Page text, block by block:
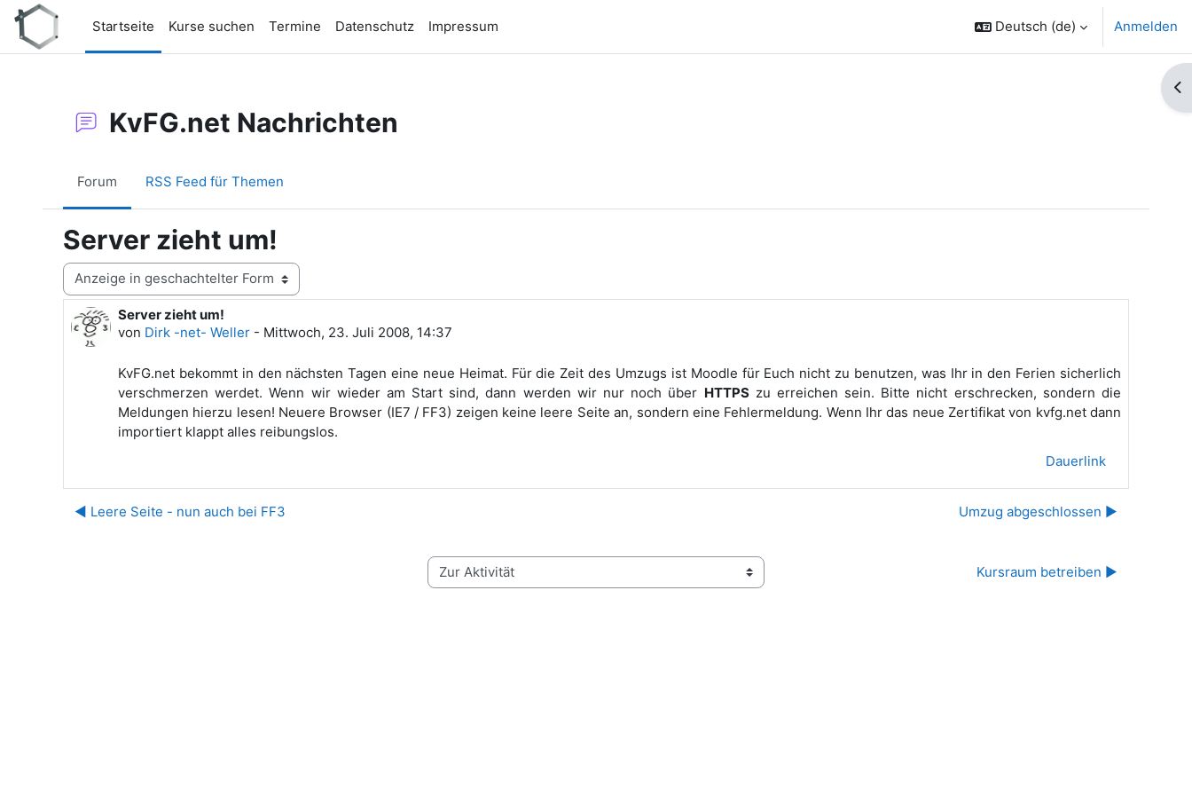
Zum Hauptinhalt
Startseite
Kurse suchen Termine Datenschutz Impressum Deutsch ‎(de)‎ Anmelden
KvFG.net Nachrichten
Forum RSS Feed für Themen
Server zieht um!
Anzeigemodus
Server zieht um!
von Dirk -net- Weller - Mittwoch, 23. Juli 2008, 14:37
Anzahl Antworten: 0
KvFG.net bekommt in den nächsten Tagen eine neue Heimat. Für die Zeit des Umzugs ist Moodle für Euch nicht zu benutzen, was Ihr in den Ferien sicherlich
verschmerzen werdet. Wenn wir wieder am Start sind, dann werden wir nur noch über HTTPSzu erreichen sein. Bitte nicht erschrecken, sondern die
Meldungen hierzu lesen! Neuere Browser (IE7 / FF3) zeigen keine leere Seite an, sondern eine Fehlermeldung. Wenn Ihr das neue Zertifikat von kvfg.net dann
importiert klappt alles reibungslos.
Dauerlink
◀︎ Leere Seite - nun auch bei FF3 Umzug abgeschlossen ▶︎
Zur Aktivität Kursraum betreiben ▶︎